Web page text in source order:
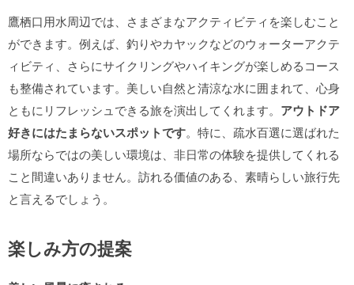
鷹栖口用水周辺では、さまざまなアクティビティを楽しむこと
ができます。例えば、釣りやカヤックなどのウォーターアクテ
ィビティ、さらにサイクリングやハイキングが楽しめるコース
も整備されています。美しい自然と清涼な水に囲まれて、心身
ともにリフレッシュできる旅を演出してくれます。 アウトドア
好きにはたまらないスポットです。特に、疏水百選に選ばれた
場所ならではの美しい環境は、非日常の体験を提供してくれる
こと間違いありません。訪れる価値のある、素晴らしい旅行先
と言えるでしょう。
楽しみ方の提案